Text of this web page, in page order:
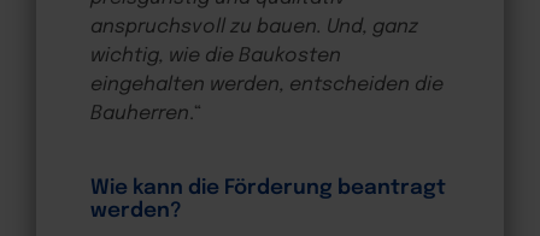
Datenschutzerklärung
und im
anspruchsvoll zu bauen. Und, ganz
wichtig, wie die Baukosten
eingehalten werden, entscheiden die
Bauherren.“
Wie kann die Förderung beantragt
werden?